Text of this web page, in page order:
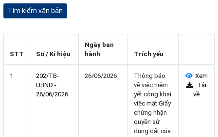
STT Số / Kí hiệu
Ngày ban
hành
Trích yếu
1
202/TB-
UBND -
26/06/2026
26/06/2026
Thông báo
về việc niêm
yết công khai
việc mất Giấy
chứng nhận
quyền sử
dụng đất của
Xem
Tải
về